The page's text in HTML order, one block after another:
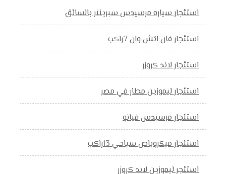
استئجار سياره مرسيدس سبرينتر بالسائق
استئجار فان اتش وان 7راكب
استئجار لاند كروزر
استئجار ليموزين مطار في مصر
استئجار مرسيدس فيانو
استئجار ميكروباص سياحي 13راكب
استئجر ليموزين لاند كروزر